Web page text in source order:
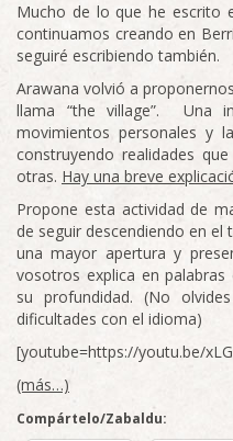
Mucho de lo que he escrito
continuamos creando en
seguiré escribiendo también.
Arawana volvió a
llama “the village”. Una
movimientos personales y
construyendo realidades
otras. Hay una breve
Propone esta actividad de
de seguir descendiendo en el
una mayor apertura y
vosotros explica en
su profundidad. (No
dificultades con el idioma)
[youtube=https://youtu.be/
(más…)
Compártelo/Zabaldu: